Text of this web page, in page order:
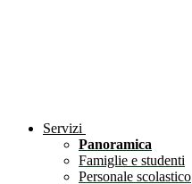
Servizi
Panoramica
Famiglie e studenti
Personale scolastico